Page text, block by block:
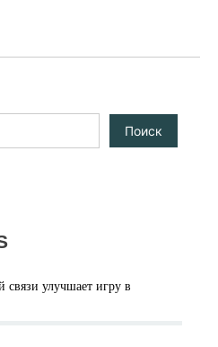
Поиск
связи улучшает игру в